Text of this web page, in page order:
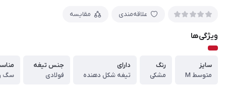
علاقه‌مندی مقایسه
ویژگی‌ها
سایز
متوسط M
رنگ
مشکی
دارای
تیغه شکل دهنده
جنس تیغه
فولادی
سگ